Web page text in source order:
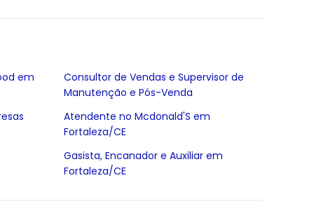
em
Consultor de Vendas e Supervisor de
Manutenção e Pós-Venda
Atendente no Mcdonald'S em
Fortaleza/CE
Gasista, Encanador e Auxiliar em
Fortaleza/CE